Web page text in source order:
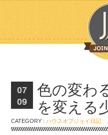
07
09
色の変わ
を変える
CATEGORY :ハウスオブジョイ日記